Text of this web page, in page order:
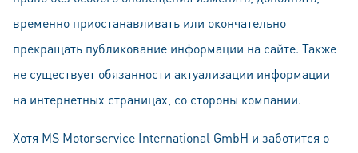
временно приостанавливать или окончательно
прекращать публикование информации на сайте. Также
не существует обязанности актуализации информации
на интeрнeтных страницах, со стороны компании.
Хотя MS Motorservice International GmbH и заботится о